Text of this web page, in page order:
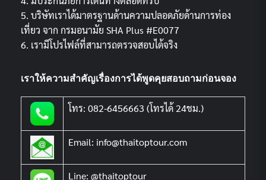
5. บริษัทเราได้มาตรฐานด้านความปลอดภัยด้านการท่อง
เที่ยว จาก กรมอนามัย SHA Plus #E0077
6. เรามีโปรไฟล์ที่สามารถตรวจสอบได้จริง
เราให้ความสำคัญเรื่องการได้พูดคุยสอบถามก่อนจอง
โทร: 082-6456663 (โทรได้ 24ชม.)
Email: info@thaitoptour.com
Line: @thaitoptour